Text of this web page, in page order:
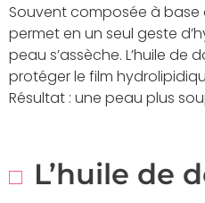
Souvent composée à base
permet en un seul geste
peau s’assèche. L’huile
protéger le film
Résultat : une peau plus
L’huile de